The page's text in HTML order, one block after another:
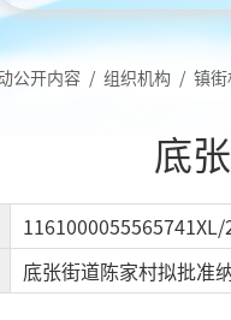
公开内容 / 组织机构 / 镇
底
底张街道陈家村拟批准